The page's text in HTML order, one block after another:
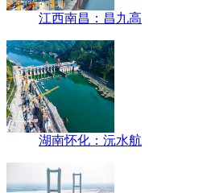
江西南昌：昌九高
湖南怀化：沅水航